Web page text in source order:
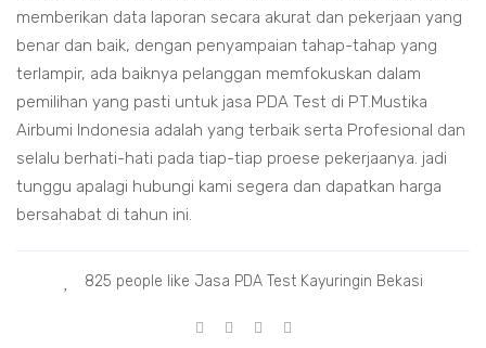
memberikan data laporan secara akurat dan pekerjaan yang
benar dan baik, dengan penyampaian tahap-tahap yang
terlampir, ada baiknya pelanggan memfokuskan dalam
pemilihan yang pasti untuk jasa PDA Test di PT.Mustika
Airbumi Indonesia adalah yang terbaik serta Profesional dan
selalu berhati-hati pada tiap-tiap proese pekerjaanya. jadi
tunggu apalagi hubungi kami segera dan dapatkan harga
bersahabat di tahun ini.
825 people like Jasa PDA Test Kayuringin Bekasi